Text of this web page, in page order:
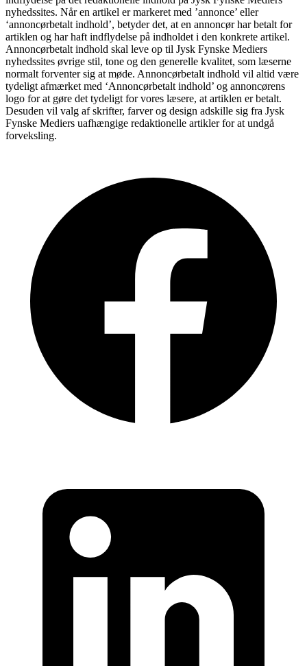
nyhedssites. Når en artikel er markeret med ’annonce’ eller
‘annoncørbetalt indhold’, betyder det, at en annoncør har betalt for
artiklen og har haft indflydelse på indholdet i den konkrete artikel.
Annoncørbetalt indhold skal leve op til Jysk Fynske Mediers
nyhedssites øvrige stil, tone og den generelle kvalitet, som læserne
normalt forventer sig at møde. Annoncørbetalt indhold vil altid være
tydeligt afmærket med ‘Annoncørbetalt indhold’ og annoncørens
logo for at gøre det tydeligt for vores læsere, at artiklen er betalt.
Desuden vil valg af skrifter, farver og design adskille sig fra Jysk
Fynske Mediers uafhængige redaktionelle artikler for at undgå
forveksling.